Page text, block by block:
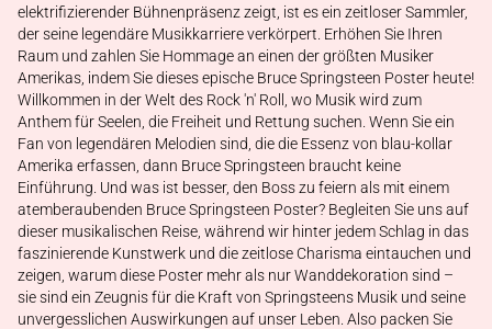
elektrifizierender Bühnenpräsenz zeigt, ist es ein zeitloser Sammler,
der seine legendäre Musikkarriere verkörpert. Erhöhen Sie Ihren
Raum und zahlen Sie Hommage an einen der größten Musiker
Amerikas, indem Sie dieses epische Bruce Springsteen Poster heute!
Willkommen in der Welt des Rock 'n' Roll, wo Musik wird zum
Anthem für Seelen, die Freiheit und Rettung suchen. Wenn Sie ein
Fan von legendären Melodien sind, die die Essenz von blau-kollar
Amerika erfassen, dann Bruce Springsteen braucht keine
Einführung. Und was ist besser, den Boss zu feiern als mit einem
atemberaubenden Bruce Springsteen Poster? Begleiten Sie uns auf
dieser musikalischen Reise, während wir hinter jedem Schlag in das
faszinierende Kunstwerk und die zeitlose Charisma eintauchen und
zeigen, warum diese Poster mehr als nur Wanddekoration sind –
sie sind ein Zeugnis für die Kraft von Springsteens Musik und seine
unvergesslichen Auswirkungen auf unser Leben. Also packen Sie